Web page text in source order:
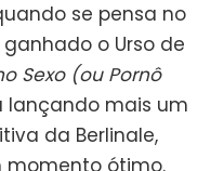
se pensa no
o Urso de
Sexo (ou Pornô
lançando mais um
da Berlinale,